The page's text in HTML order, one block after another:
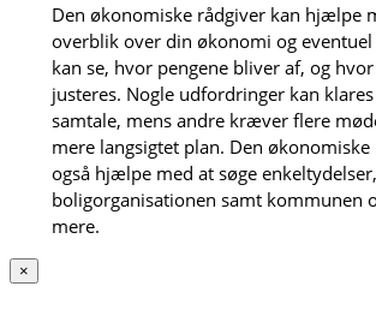
Den økonomiske rådgiver kan hjælpe
overblik over din økonomi og
kan se, hvor pengene bliver af, og
justeres. Nogle udfordringer kan
samtale, mens andre kræver flere
mere langsigtet plan. Den økonomiske
også hjælpe med at søge
boligorganisationen samt kommunen
mere.
×